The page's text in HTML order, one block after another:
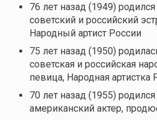
76 лет назад (1949) родился
советский и российский
Народный артист России
75 лет назад (1950)
советская и российская
певица, Народная
70 лет назад (1955) родился
американский актер,